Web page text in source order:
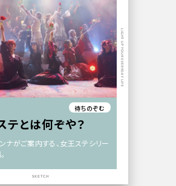
待ちのぞむ
テとは何ぞや？
ナがご案内する、女王ステシリー
LIGHT UP YOUR EVERYDAY LIFE
SKETCH